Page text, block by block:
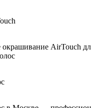
AirTouch